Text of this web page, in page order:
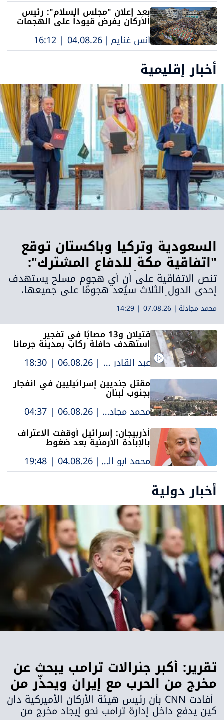
بعد إعلان "مجلس السلام": رئيس
الأركان يفرض قيوداً على الهجمات
في غزة
أنس غنايم |
04.08.26 | 16:12
أخبار إقليمية
السعودية وتركيا وباكستان توقع
"اتفاقية مكة للدفاع المشترك":
الهجوم على أي دولة يُعد هجومًا
على الدول الثلاث
تنص الاتفاقية على أن أي هجوم مسلح يستهدف
إحدى الدول الثلاث سيُعد هجومًا على جميعها،
بما يعزز مبدأ الردع المشترك ويؤسس لإطار طويل
الأمد للشراكة الدفاعية والتنسيق الأمني بين
الأطراف
محمد مجادلة |
07.08.26 | 14:29
قتيلان و13 مصابًا في تفجير
استهدف حافلة ركاب بمدينة جرمانا
عبد القادر عبد الحليم |
06.08.26 | 18:30
مقتل جنديين إسرائيليين في انفجار
بجنوب لبنان
محمد مجادلة |
06.08.26 | 04:37
أذربيجان: إسرائيل أوقفت الاعتراف
بالإبادة الأرمنية بعد ضغوط
محمد أبو العز محاميد |
04.08.26 | 19:48
أخبار دولية
تقرير: أكبر جنرالات ترامب يبحث عن
مخرج من الحرب مع إيران ويحذّر من
محدودية الخيارات العسكرية
أفادت CNN بأن رئيس هيئة الأركان الأميركية دان
كين يدفع داخل إدارة ترامب نحو إيجاد مخرج من